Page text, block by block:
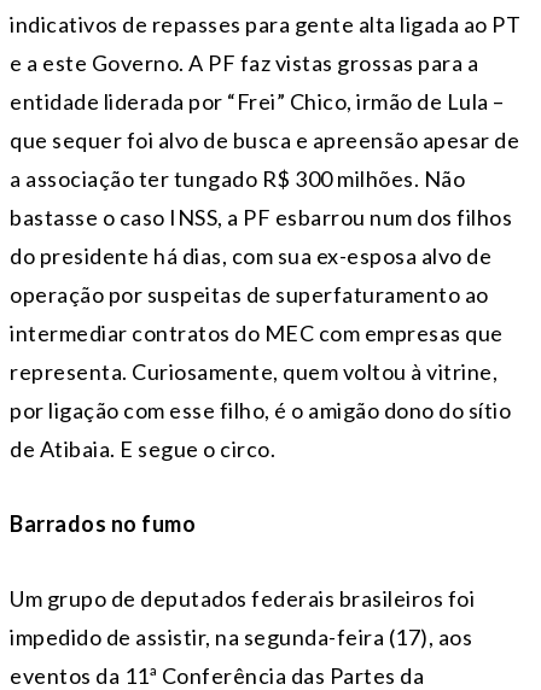
indicativos de repasses para gente alta ligada ao PT
e a este Governo. A PF faz vistas grossas para a
entidade liderada por “Frei” Chico, irmão de Lula –
que sequer foi alvo de busca e apreensão apesar de
a associação ter tungado R$ 300 milhões. Não
bastasse o caso INSS, a PF esbarrou num dos filhos
do presidente há dias, com sua ex-esposa alvo de
operação por suspeitas de superfaturamento ao
intermediar contratos do MEC com empresas que
representa. Curiosamente, quem voltou à vitrine,
por ligação com esse filho, é o amigão dono do sítio
de Atibaia. E segue o circo.
Barrados no fumo
Um grupo de deputados federais brasileiros foi
impedido de assistir, na segunda-feira (17), aos
eventos da 11ª Conferência das Partes da